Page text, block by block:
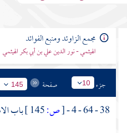
مجمع الزاوئد ومنبع الفوائد
الهيثمي - نور الدين علي بن أبي بكر الهيثمي
جزء 10 صفحة 145
38 - 64 - 4 -
[ص:
باب